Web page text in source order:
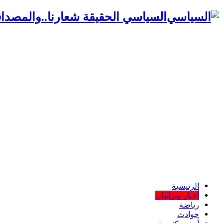
السياسي الحقيقة
الرئيسية
أخبار وبرلمان
رياضة
حوادث